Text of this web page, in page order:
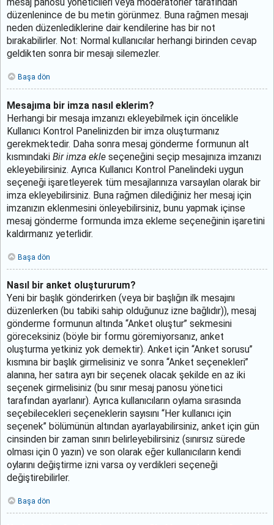
mesaj panosu yöneticileri veya moderatörler tarafından
düzenlenince de bu metin görünmez. Buna rağmen mesajı
neden düzenlediklerine dair kendilerine has bir not
bırakabilirler. Not: Normal kullanıcılar herhangi birinden cevap
geldikten sonra bir mesajı silemezler.
Başa dön
Mesajıma bir imza nasıl eklerim?
Herhangi bir mesaja imzanızı ekleyebilmek için öncelikle
Kullanıcı Kontrol Panelinizden bir imza oluşturmanız
gerekmektedir. Daha sonra mesaj gönderme formunun alt
kısmındaki Bir imza ekle seçeneğini seçip mesajınıza imzanızı
ekleyebilirsiniz. Ayrıca Kullanıcı Kontrol Panelindeki uygun
seçeneği işaretleyerek tüm mesajlarınıza varsayılan olarak bir
imza ekleyebilirsiniz. Buna rağmen dilediğiniz her mesaj için
imzanızın eklenmesini önleyebilirsiniz, bunu yapmak içinse
mesaj gönderme formunda imza ekleme seçeneğinin işaretini
kaldırmanız yeterlidir.
Başa dön
Nasıl bir anket oluştururum?
Yeni bir başlık gönderirken (veya bir başlığın ilk mesajını
düzenlerken (bu tabiki sahip olduğunuz izne bağlıdır)), mesaj
gönderme formunun altında “Anket oluştur” sekmesini
göreceksiniz (böyle bir formu göremiyorsanız, anket
oluşturma yetkiniz yok demektir). Anket için “Anket sorusu”
kısmına bir başlık girmelisiniz ve sonra “Anket seçenekleri”
alanına, her satıra ayrı bir seçenek olacak şekilde en az iki
seçenek girmelisiniz (bu sınır mesaj panosu yönetici
tarafından ayarlanır). Ayrıca kullanıcıların oylama sırasında
seçebilecekleri seçeneklerin sayısını “Her kullanıcı için
seçenek” bölümünün altından ayarlayabilirsiniz, anket için gün
cinsinden bir zaman sınırı belirleyebilirsiniz (sınırsız sürede
olması için 0 yazın) ve son olarak eğer kullanıcıların kendi
oylarını değiştirme izni varsa oy verdikleri seçeneği
değiştirebilirler.
Başa dön